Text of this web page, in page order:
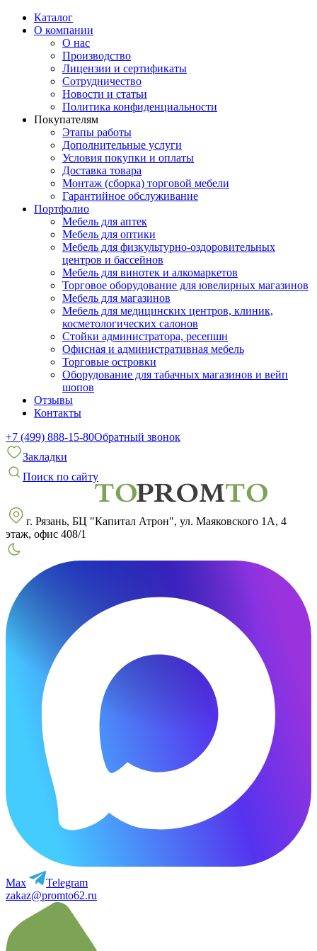
Каталог
О компании
О нас
Производство
Лицензии и сертификаты
Сотрудничество
Новости и статьи
Политика конфиденциальности
Покупателям
Этапы работы
Дополнительные услуги
Условия покупки и оплаты
Доставка товара
Монтаж (сборка) торговой мебели
Гарантийное обслуживание
Портфолио
Мебель для аптек
Мебель для оптики
Мебель для физкультурно-оздоровительных
центров и бассейнов
Мебель для винотек и алкомаркетов
Торговое оборудование для ювелирных магазинов
Мебель для магазинов
Мебель для медицинских центров, клиник,
косметологических салонов
Стойки администратора, ресепшн
Офисная и административная мебель
Торговые островки
Оборудование для табачных магазинов и вейп
шопов
Отзывы
Контакты
+7 (499) 888-15-80Обратный звонок
Закладки
Поиск по сайту
г. Рязань, БЦ "Капитал Атрон", ул. Маяковского 1А, 4
этаж, офис 408/1
Max
Telegram
zakaz@promto62.ru